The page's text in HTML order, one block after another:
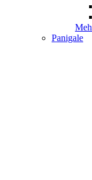
Panigale